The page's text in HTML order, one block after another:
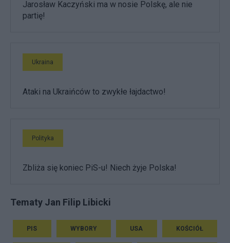
Jarosław Kaczyński ma w nosie Polskę, ale nie
partię!
Ukraina
Ataki na Ukraińców to zwykłe łajdactwo!
Polityka
Zbliża się koniec PiS-u! Niech żyje Polska!
Tematy Jan Filip Libicki
PIS WYBORY USA KOŚCIÓŁ